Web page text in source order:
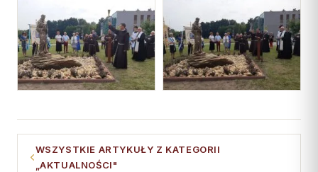
WSZYSTKIE ARTYKUŁY Z KATEGORII
„AKTUALNOŚCI"